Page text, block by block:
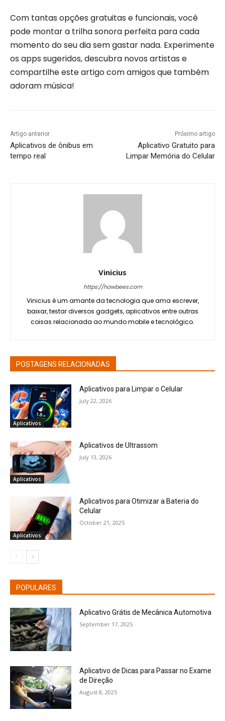
Com tantas opções gratuitas e funcionais, você
pode montar a trilha sonora perfeita para cada
momento do seu dia sem gastar nada. Experimente
os apps sugeridos, descubra novos artistas e
compartilhe este artigo com amigos que também
adoram música!
Artigo anterior
Aplicativos de ônibus em
tempo real
Próximo artigo
Aplicativo Gratuito para
Limpar Memória do Celular
Vinicius
https://howbees.com
Vinicius é um amante da tecnologia que ama escrever,
baixar, testar diversos gadgets, aplicativos entre outras
coisas relacionada ao mundo mobile e tecnológico.
POSTAGENS RELACIONADAS
Aplicativos
Aplicativos para Limpar o Celular
July 22, 2026
Aplicativos
Aplicativos de Ultrassom
July 13, 2026
Aplicativos
Aplicativos para Otimizar a Bateria do
Celular
October 21, 2025
POPULARES
Aplicativo Grátis de Mecânica Automotiva
September 17, 2025
Aplicativo de Dicas para Passar no Exame
de Direção
August 8, 2025